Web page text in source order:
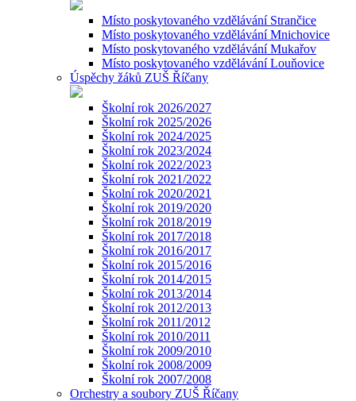
Místo poskytovaného vzdělávání Strančice
Místo poskytovaného vzdělávání Mnichovice
Místo poskytovaného vzdělávání Mukařov
Místo poskytovaného vzdělávání Louňovice
Úspěchy žáků ZUŠ Říčany
Školní rok 2026/2027
Školní rok 2025/2026
Školní rok 2024/2025
Školní rok 2023/2024
Školní rok 2022/2023
Školní rok 2021/2022
Školní rok 2020/2021
Školní rok 2019/2020
Školní rok 2018/2019
Školní rok 2017/2018
Školní rok 2016/2017
Školní rok 2015/2016
Školní rok 2014/2015
Školní rok 2013/2014
Školní rok 2012/2013
Školní rok 2011/2012
Školní rok 2010/2011
Školní rok 2009/2010
Školní rok 2008/2009
Školní rok 2007/2008
Orchestry a soubory ZUŠ Říčany